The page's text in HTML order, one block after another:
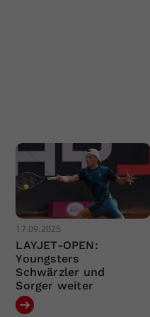
17.09.2025
LAYJET-OPEN:
Youngsters
Schwärzler und
Sorger weiter